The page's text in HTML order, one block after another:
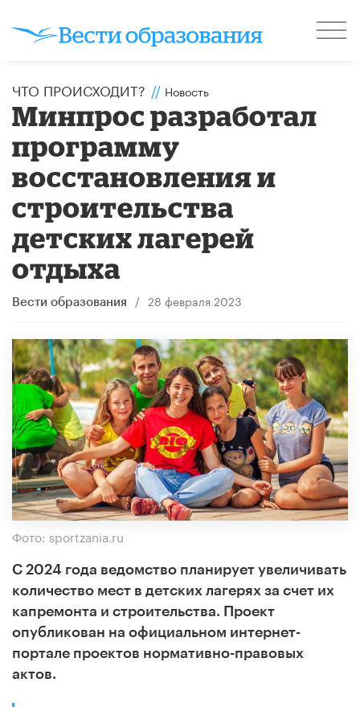
ЧТО ПРОИСХОДИТ? // Новость
Минпрос разработал
программу
восстановления и
строительства
детских лагерей
отдыха
Вести образования / 28 февраля 2023
Фото: sportzania.ru
С 2024 года ведомство планирует увеличивать
количество мест в детских лагерях за счет их
капремонта и строительства. Проект
опубликован на официальном интернет-
портале проектов нормативно-правовых
актов.